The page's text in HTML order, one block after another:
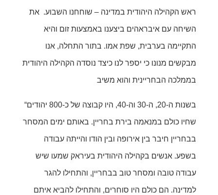
ראש הקהילה היהודית במדינה – שוחחנו השבוע. את
השיחה עם איבראהים ביצענו באמצעות זום והיא
התקיימה בערבית, שפת אמו. בתור התחלה, אנו
מבקשים מנונו כי יספר לנו כיצד נוסדה הקהילה היהודית
בממלכה הבחריינית והוא משיב
“בשנות ה-20, ה-30 וה-40, היו קבוצה של כ-800 יהודים
שחיו כולם במנאמה בירת בחריין. באותם ימים המסחר
בבחריין חיבר בין אירופה ובין הודו והייתה עבודה
בשפע. אנשים בקהילה היהודית בעיראק שמעו שיש
עבודה טובה ומסחר טוב בבחריין, והתחילו להגר
למדינה. הם כולם היו סוחרים, והתחילו להביא איתם